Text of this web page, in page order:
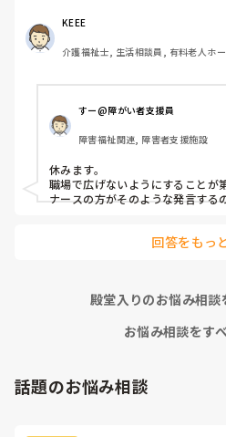
熱が低く微熱でもしんどいので)
皆さんの意見が聞きたいです。
KEEE
介護福祉士, 生活相談員, 有料老人ホ
すー@障がい者支援員
障害福祉関連, 障害者支援施設
休みます。
職場で広げないようにすることが
ナースの方がそのような発言する
回答をもっ
殿堂入りのお悩み相談
お悩み相談をす
話題のお悩み相談